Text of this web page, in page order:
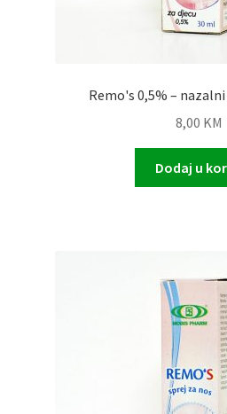
Remo's 0,5% –
8,00 KM
Dodaj u